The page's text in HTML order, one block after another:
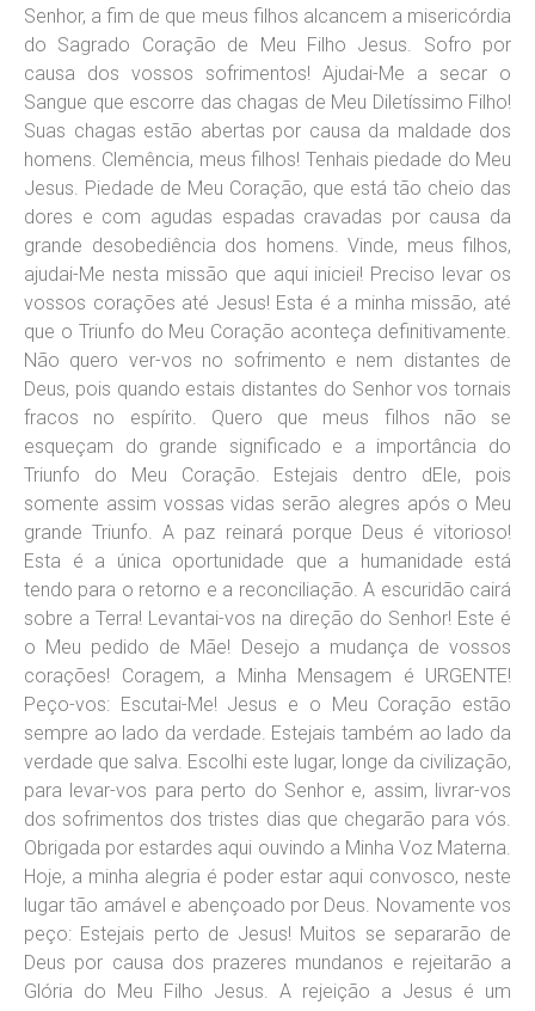
Senhor, a fim de que meus filhos alcancem a misericórdia
do Sagrado Coração de Meu Filho Jesus. Sofro por
causa dos vossos sofrimentos! Ajudai-Me a secar o
Sangue que escorre das chagas de Meu Diletíssimo Filho!
Suas chagas estão abertas por causa da maldade dos
homens. Clemência, meus filhos! Tenhais piedade do Meu
Jesus. Piedade de Meu Coração, que está tão cheio das
dores e com agudas espadas cravadas por causa da
grande desobediência dos homens. Vinde, meus filhos,
ajudai-Me nesta missão que aqui iniciei! Preciso levar os
vossos corações até Jesus! Esta é a minha missão, até
que o Triunfo do Meu Coração aconteça definitivamente.
Não quero ver-vos no sofrimento e nem distantes de
Deus, pois quando estais distantes do Senhor vos tornais
fracos no espírito. Quero que meus filhos não se
esqueçam do grande significado e a importância do
Triunfo do Meu Coração. Estejais dentro dEle, pois
somente assim vossas vidas serão alegres após o Meu
grande Triunfo. A paz reinará porque Deus é vitorioso!
Esta é a única oportunidade que a humanidade está
tendo para o retorno e a reconciliação. A escuridão cairá
sobre a Terra! Levantai-vos na direção do Senhor! Este é
o Meu pedido de Mãe! Desejo a mudança de vossos
corações! Coragem, a Minha Mensagem é URGENTE!
Peço-vos: Escutai-Me! Jesus e o Meu Coração estão
sempre ao lado da verdade. Estejais também ao lado da
verdade que salva. Escolhi este lugar, longe da civilização,
para levar-vos para perto do Senhor e, assim, livrar-vos
dos sofrimentos dos tristes dias que chegarão para vós.
Obrigada por estardes aqui ouvindo a Minha Voz Materna.
Hoje, a minha alegria é poder estar aqui convosco, neste
lugar tão amável e abençoado por Deus. Novamente vos
peço: Estejais perto de Jesus! Muitos se separarão de
Deus por causa dos prazeres mundanos e rejeitarão a
Glória do Meu Filho Jesus. A rejeição a Jesus é um